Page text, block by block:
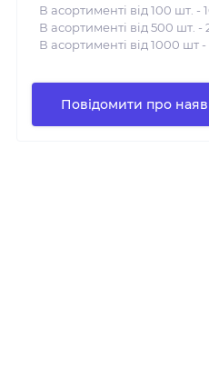
В асортименті від 100 шт. -
В асортименті від 500 шт. -
В асортименті від 1000 шт -
Повідомити про